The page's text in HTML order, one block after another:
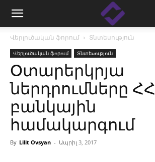
Վերլուծական ֆորում Տնտեսություն
Վերլուծական ֆորում Տնտեսություն
Օտարերկրյա
ներդրումները ՀՀ
բանկային
համակարգում
By Lilit Ovsyan - Ապրիլ 3, 2017